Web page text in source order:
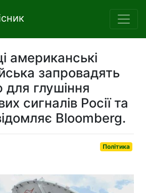
американські
запровадять
для глушіння
сигналів Росії та
Bloomberg.
Політика